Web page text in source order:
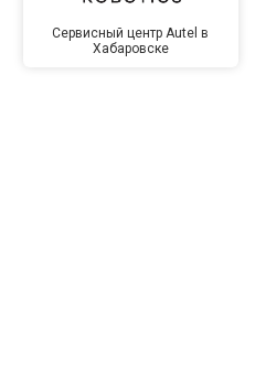
Сервисный центр Autel в
Хабаровске